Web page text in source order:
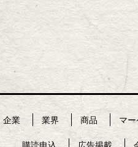
企業 業界 商品 マ
購読申込 広告掲載